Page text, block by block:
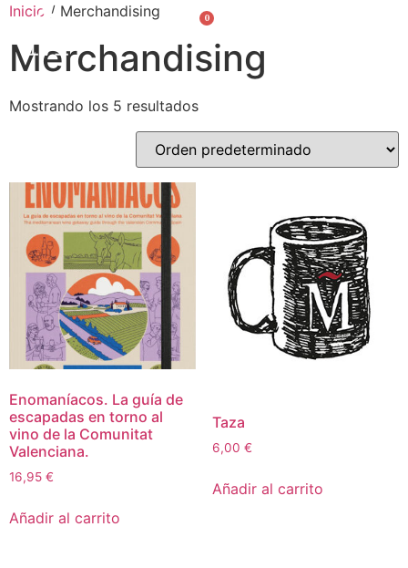
0
Inicio / Merchandising
Merchandising
Mostrando los 5 resultados
Enomaníacos. La guía de
escapadas en torno al
vino de la Comunitat
Valenciana.
16,95 €
Añadir al carrito
Taza
6,00 €
Añadir al carrito